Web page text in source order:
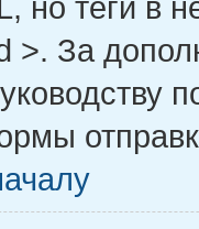
>. За